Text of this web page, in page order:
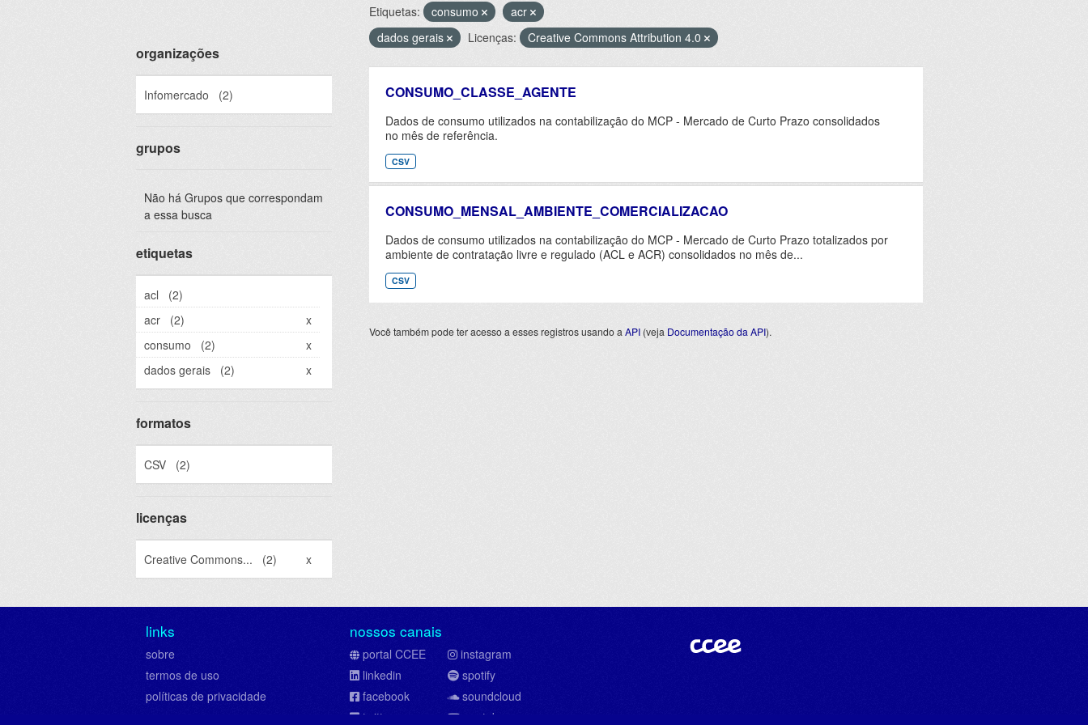
organizações
Infomercado (2)
grupos
Não há Grupos que correspondam
a essa busca
etiquetas
acl
(2)
acr
(2)
x
consumo
(2)
x
dados gerais
(2) x
formatos
CSV (2)
licenças
Creative Commons... (2) x
Etiquetas: consumo
acr
dados gerais
Licenças: Creative Commons Attribution 4.0
CONSUMO_CLASSE_AGENTE
Dados de consumo utilizados na contabilização do MCP - Mercado de Curto Prazo consolidados
no mês de referência.
CSV
CONSUMO_MENSAL_AMBIENTE_COMERCIALIZACAO
Dados de consumo utilizados na contabilização do MCP - Mercado de Curto Prazo totalizados por
ambiente de contratação livre e regulado (ACL e ACR) consolidados no mês de...
CSV
Você também pode ter acesso a esses registros usando a API (veja Documentação da API).
links
sobre
termos de uso
políticas de privacidade
nossos canais
portal CCEE
linkedin
facebook
twitter
instagram
spotify
soundcloud
youtube